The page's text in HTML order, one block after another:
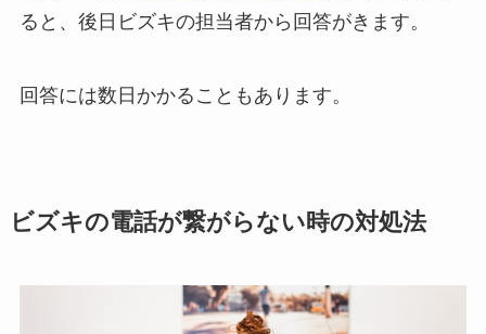
ると、後日ビズキの担当者から回答がきます。
回答には数日かかることもあります。
ビズキの電話が繋がらない時の対処法